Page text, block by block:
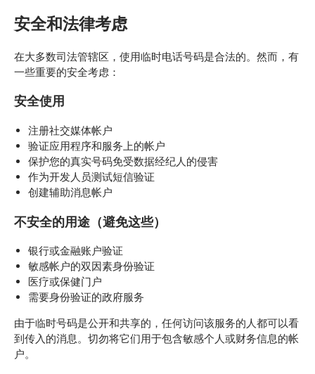
安全和法律考虑
在大多数司法管辖区，使用临时电话号码是合法的。然而，有
一些重要的安全考虑：
安全使用
注册社交媒体帐户
验证应用程序和服务上的帐户
保护您的真实号码免受数据经纪人的侵害
作为开发人员测试短信验证
创建辅助消息帐户
不安全的用途（避免这些）
银行或金融账户验证
敏感帐户的双因素身份验证
医疗或保健门户
需要身份验证的政府服务
由于临时号码是公开和共享的，任何访问该服务的人都可以看
到传入的消息。切勿将它们用于包含敏感个人或财务信息的帐
户。